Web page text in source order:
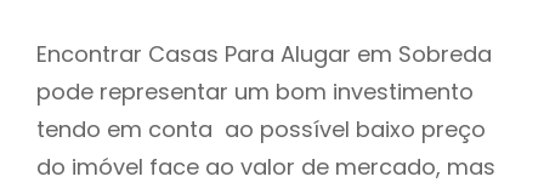
Encontrar Casas Para Alugar em Sobreda
pode representar um bom investimento
tendo em conta ao possível baixo preço
do imóvel face ao valor de mercado, mas